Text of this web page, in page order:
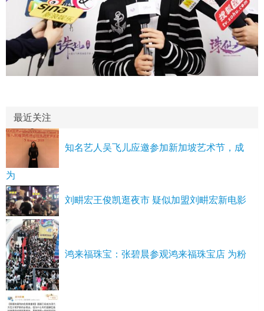
最近关注
知名艺人吴飞儿应邀参加新加坡艺术节，成
为
刘畊宏王俊凯逛夜市 疑似加盟刘畊宏新电影
鸿来福珠宝：张碧晨参观鸿来福珠宝店 为粉